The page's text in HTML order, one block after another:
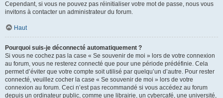
Cependant, si vous ne pouvez pas réinitialiser votre mot de passe, nous vous
invitons à contacter un administrateur du forum.
Haut
Pourquoi suis-je déconnecté automatiquement ?
Si vous ne cochez pas la case « Se souvenir de moi » lors de votre connexion
au forum, vous ne resterez connecté que pour une période prédéfinie. Cela
permet d’éviter que votre compte soit utilisé par quelqu’un d’autre. Pour rester
connecté, veuillez cocher la case « Se souvenir de moi » lors de votre
connexion au forum. Ceci n’est pas recommandé si vous accédez au forum
depuis un ordinateur public, comme une librairie, un cybercafé, une université,